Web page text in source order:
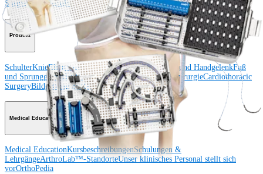
SurgeryWirbelsäule
Produkt
SchulterKnieEllenbogenSchulterendoprothetikHand und HandgelenkFuß
und SprunggelenkHüfteOrthobiologieHerz-ThoraxchirurgieCardiothoracic
SurgeryBildgebung & Resektion
Medical Education
Medical EducationKursbeschreibungenSchulungen &
LehrgängeArthroLab™-StandorteUnser klinisches Personal stellt sich
vorOrthoPedia